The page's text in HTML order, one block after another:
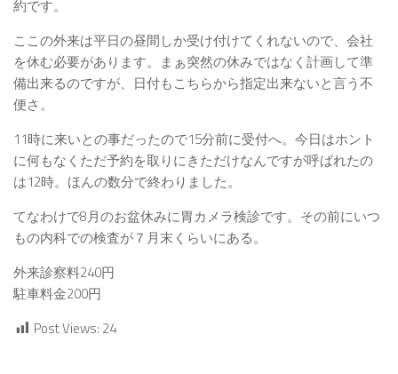
約です。
ここの外来は平日の昼間しか受け付けてくれないので、会社
を休む必要があります。まぁ突然の休みではなく計画して準
備出来るのですが、日付もこちらから指定出来ないと言う不
便さ。
11時に来いとの事だったので15分前に受付へ。今日はホント
に何もなくただ予約を取りにきただけなんですが呼ばれたの
は12時。ほんの数分で終わりました。
てなわけで8月のお盆休みに胃カメラ検診です。その前にいつ
もの内科での検査が７月末くらいにある。
外来診察料240円
駐車料金200円
Post Views: 24